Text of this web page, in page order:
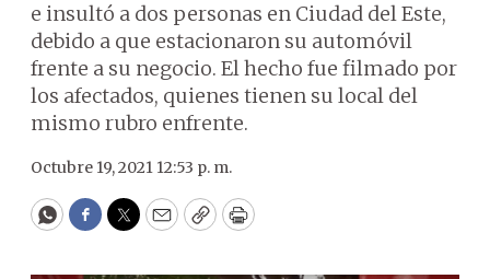
e insultó a dos personas en Ciudad del Este,
debido a que estacionaron su automóvil
frente a su negocio. El hecho fue filmado por
los afectados, quienes tienen su local del
mismo rubro enfrente.
Octubre 19, 2021 12:53 p. m.
WhatsApp
Facebook
Twitter
EmailCopyPrint